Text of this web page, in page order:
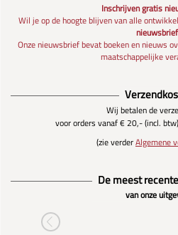
Inschrijven gratis
Wil je op de hoogte blijven van alle
nieuwsbrief
Onze nieuwsbrief bevat boeken en nieuws
maatschappelijke
Wij betalen de
voor orders vanaf € 20,- (incl. btw)
(zie verderAlgemene
De meest
van onze